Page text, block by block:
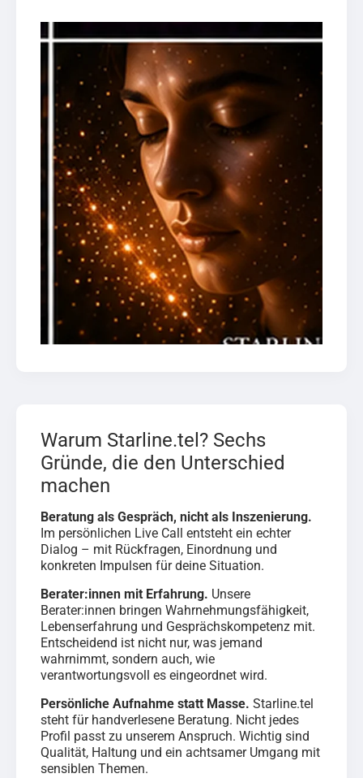
Warum Starline.tel? Sechs
Gründe, die den Unterschied
machen
Beratung als Gespräch, nicht als Inszenierung.
Im persönlichen Live Call entsteht ein echter
Dialog – mit Rückfragen, Einordnung und
konkreten Impulsen für deine Situation.
Berater:innen mit Erfahrung. Unsere
Berater:innen bringen Wahrnehmungsfähigkeit,
Lebenserfahrung und Gesprächskompetenz mit.
Entscheidend ist nicht nur, was jemand
wahrnimmt, sondern auch, wie
verantwortungsvoll es eingeordnet wird.
Persönliche Aufnahme statt Masse. Starline.tel
steht für handverlesene Beratung. Nicht jedes
Profil passt zu unserem Anspruch. Wichtig sind
Qualität, Haltung und ein achtsamer Umgang mit
sensiblen Themen.